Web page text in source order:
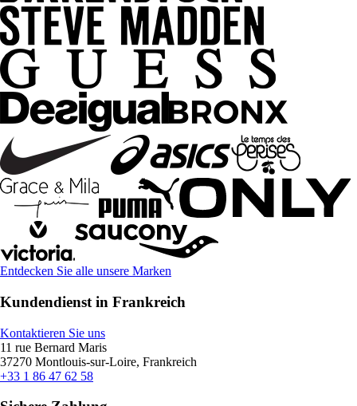
Entdecken Sie alle unsere Marken
Kundendienst in Frankreich
Kontaktieren Sie uns
11 rue Bernard Maris
37270 Montlouis-sur-Loire, Frankreich
+33 1 86 47 62 58